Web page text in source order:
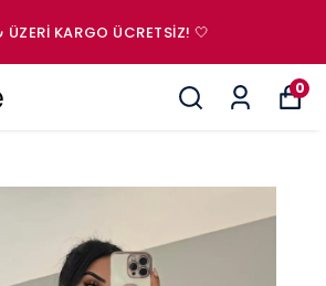
KARGO ÜCRETSIZ! 🤍
0